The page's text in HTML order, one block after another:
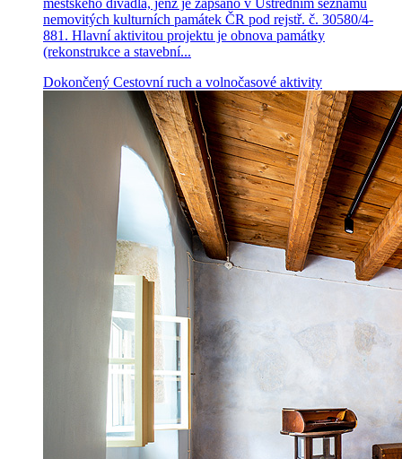
nemovitých kulturních památek ČR pod rejstř. č. 30580/4-
881. Hlavní aktivitou projektu je obnova památky
(rekonstrukce a stavební...
Dokončený Cestovní ruch a volnočasové aktivity